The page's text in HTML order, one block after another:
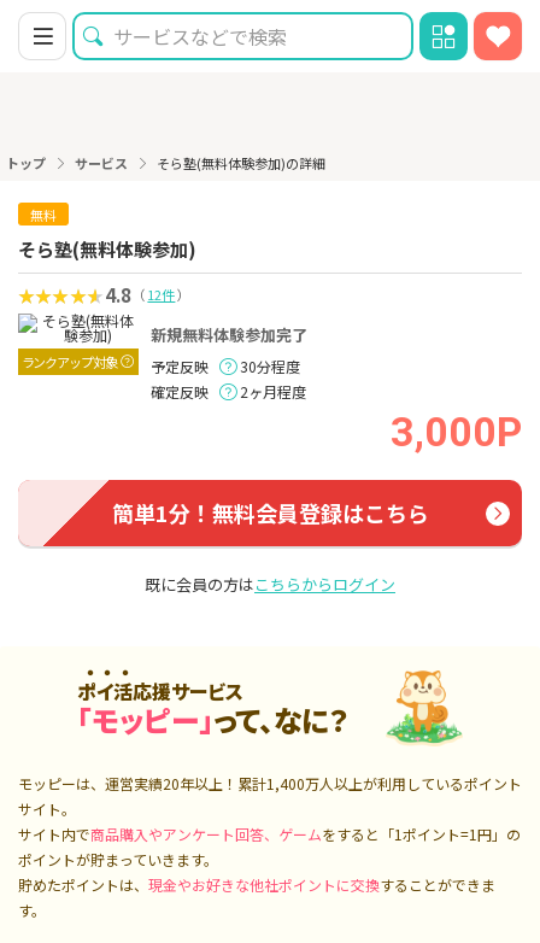
トップ サービス そら塾(無料体験参加)の詳細
無料
そら塾(無料体験参加)
4.8 （12件）
ランクアップ対象
新規無料体験参加完了
予定反映
30分程度
確定反映
2ヶ月程度
3,000P
簡単1分！無料会員登録はこちら
既に会員の方はこちらからログイン
ポイ活応援サービス
「モッピー」って、なに？
モッピーは、運営実績20年以上！累計1,400万人以上が利用しているポイント
サイト。
サイト内で商品購入やアンケート回答、ゲームをすると「1ポイント=1円」の
ポイントが貯まっていきます。
貯めたポイントは、 現金やお好きな他社ポイントに交換することができま
す。